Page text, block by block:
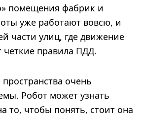
помещения фабрик и
уже работают вовсю, и
части улиц, где движение
четкие правила ПДД.
очень
Робот может узнать
то, чтобы понять, стоит она